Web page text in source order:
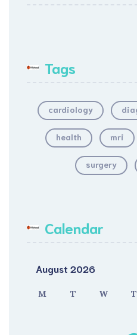
Tags
cardiology
health mri
surgery
Calendar
August 2026
M T W T